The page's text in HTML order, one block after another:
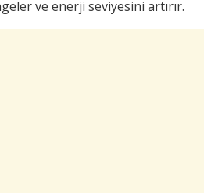
ve enerji seviyesini artırır.